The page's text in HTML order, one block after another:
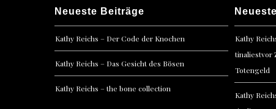
Neueste Beiträge
Kathy Reichs – Der Code der Knochen
Kathy Reichs – Das Gesicht des Bösen
Kathy Reichs – the bone collection
Kathy
tinaliestvor
Totengeld
Kathy